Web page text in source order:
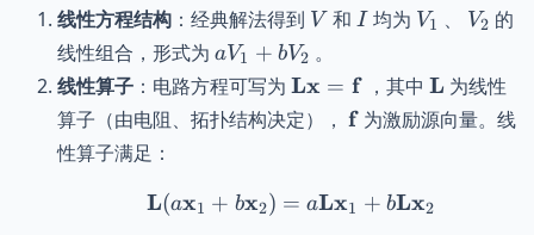
线性方程结构 ：经典解法得到 V
V 和I
I均为 V_1
V1 、 V_2
V2 的
线性组合，形式为 a
V_1
+ b
V_2
aV1 + bV2 。
线性算子 ：电路方程可写为 \mathbf{L}
\mathbf{x}
=
Lx = f，其中 L为线性
算子（由电阻、拓扑结构决定）， \mathbf{f}
f 为激励源向量。线
性算子满足：
\mathbf{L}(a
L(ax1 + bx2) = aLx1 + bLx2